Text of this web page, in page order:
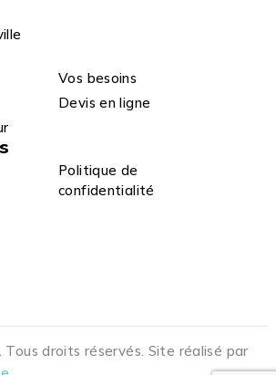
Vos besoins
Devis en ligne
Politique de
confidentialité
droits réservés. Site réalisé par